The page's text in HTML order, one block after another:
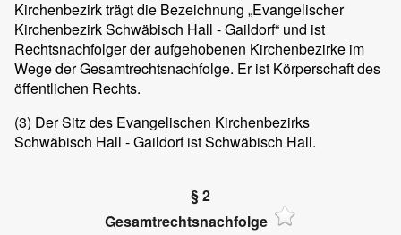
Kirchenbezirk trägt die Bezeichnung „Evangelischer
Kirchenbezirk Schwäbisch Hall - Gaildorf“ und ist
Rechtsnachfolger der aufgehobenen Kirchenbezirke im
Wege der Gesamtrechtsnachfolge. Er ist Körperschaft des
öffentlichen Rechts.
(3) Der Sitz des Evangelischen Kirchenbezirks
Schwäbisch Hall - Gaildorf ist Schwäbisch Hall.
§ 2
Gesamtrechtsnachfolge